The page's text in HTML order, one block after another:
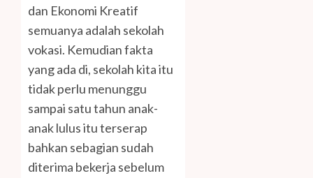
dan Ekonomi Kreatif
semuanya adalah sekolah
vokasi. Kemudian fakta
yang ada di, sekolah kita itu
tidak perlu menunggu
sampai satu tahun anak-
anak lulus itu terserap
bahkan sebagian sudah
diterima bekerja sebelum